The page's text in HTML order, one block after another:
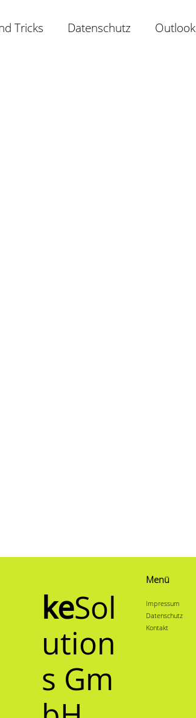
Tricks Datenschutz Outlook
keSol
ution
s Gm
Menü
Impressum
Datenschutz
Kontakt